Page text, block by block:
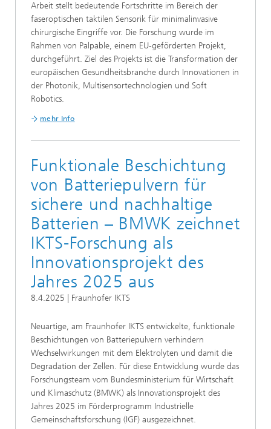
Arbeit stellt bedeutende Fortschritte im Bereich der
faseroptischen taktilen Sensorik für minimalinvasive
chirurgische Eingriffe vor. Die Forschung wurde im
Rahmen von Palpable, einem EU-geförderten Projekt,
durchgeführt. Ziel des Projekts ist die Transformation der
europäischen Gesundheitsbranche durch Innovationen in
der Photonik, Multisensortechnologien und Soft
Robotics.
mehr Info
Funktionale Beschichtung
von Batteriepulvern für
sichere und nachhaltige
Batterien – BMWK zeichnet
IKTS-Forschung als
Innovationsprojekt des
Jahres 2025 aus
8.4.2025 | Fraunhofer IKTS
Neuartige, am Fraunhofer IKTS entwickelte, funktionale
Beschichtungen von Batteriepulvern verhindern
Wechselwirkungen mit dem Elektrolyten und damit die
Degradation der Zellen. Für diese Entwicklung wurde das
Forschungsteam vom Bundesministerium für Wirtschaft
und Klimaschutz (BMWK) als Innovationsprojekt des
Jahres 2025 im Förderprogramm Industrielle
Gemeinschaftsforschung (IGF) ausgezeichnet.